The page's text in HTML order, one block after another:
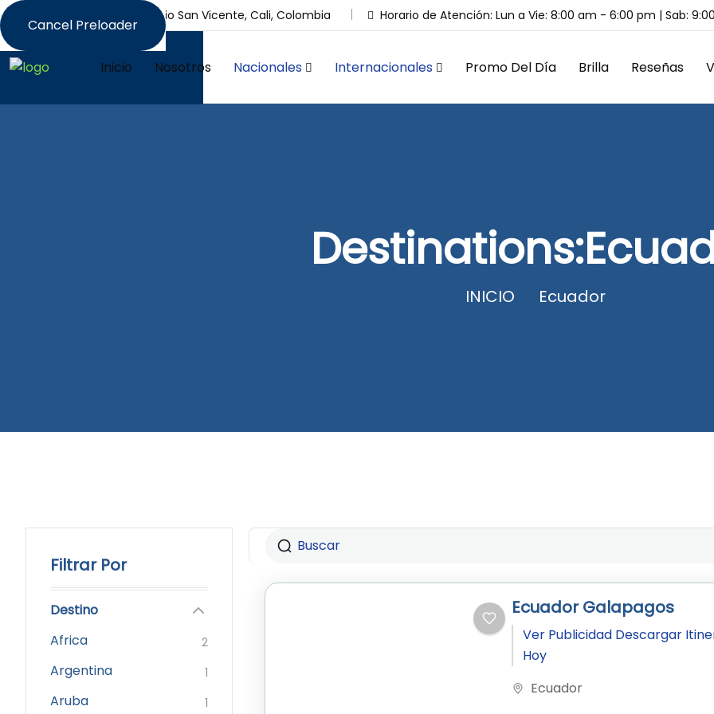
Cancel Preloader
Calle 30 N # 2 BN-24, Barrio San Vicente, Cali, Colombia Horario de Atención: Lun a Vie: 8:00 am - 6:00 pm | Sab:
Inicio Nosotros Nacionales Internacionales Promo Del Día Brilla Reseñas
INICIO Ecuador
Filtrar Por
Destino
Africa
2
Argentina 1
Aruba 1
Ecuador Galapagos
Ver Publicidad Descargar
Hoy
Ecuador